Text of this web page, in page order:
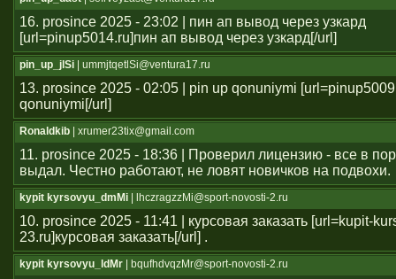
16. prosince 2025 - 23:02 | пин ап вывод через узкард
[url=pinup5014.ru]пин ап вывод через узкард[/url]
pin_up_jlSi | ummjtqetlSi@ventura17.ru
13. prosince 2025 - 02:05 | pin up qonuniymi
qonuniymi[/url]
Ronaldkib | xrumer23tix@gmail.com
11. prosince 2025 - 18:36 | Проверил лицензию - все в
выдал. Честно работают, не ловят новичков на подвохи.
kypit kyrsovyu_dmMi | lhczragzzMi@sport-novosti-2.ru
10. prosince 2025 - 11:41 | курсовая заказать [url=kupit-
23.ru]курсовая заказать[/url] .
kypit kyrsovyu_ldMr | bqufhdvqzMr@sport-novosti-2.ru